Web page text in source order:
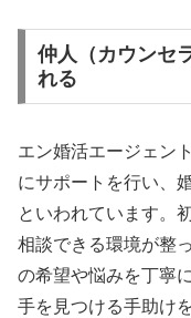
仲人（カウンセ
れる
エン婚活エージェン
にサポートを行い、
といわれています。
相談できる環境が整
の希望や悩みを丁寧
手を見つける手助け